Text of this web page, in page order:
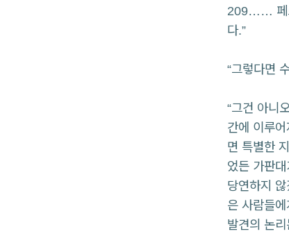
209…… 페
다.”
“그렇다면
“그건 아니
간에 이루
면 특별한
었든 가판
당연하지
은 사람들
발견의 논